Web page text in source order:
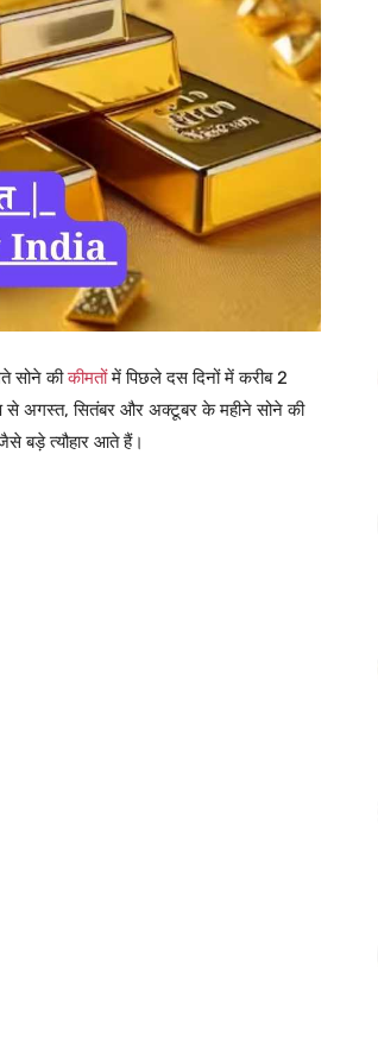
सोने कीकीमतोंमें पिछले दस दिनों में करीब 2
से अगस्त, सितंबर और अक्टूबर के महीने सोने की
बड़े त्यौहार आते हैं।